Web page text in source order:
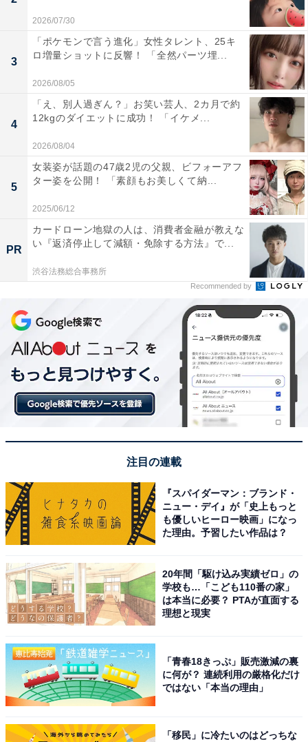
2026/07/30
3
「ポケモンで言う進化」女性タレント、25キ
ロ増量ショットに反響！ 「全然パーツ埋...
2026/08/05
4
「え、別人過ぎん？」お笑い芸人、2カ月で約
12kgのダイエットに成功！ 「イケメ...
2026/08/04
5
女装姿が話題の47歳2児の父親、ビフォーアフ
ター姿を公開！ 「素顔もお美しくて納...
2025/06/12
PR
カードローン地獄の人は、消費者金融が教えな
い『返済停止して減額・免除する方法』で...
渋谷法務総合事務所
Recommended by
注目の連載
『スパイダーマン：ブランド・
ニュー・デイ』が「史上もっと
も優しいヒーロー映画」になっ
た理由。予習したい作品は？
20年間「駆け込み実績ゼロ」の
学校も…「こども110番の家」
は本当に必要？ PTAが直面する
理想と現実
「青春18きっぷ」販売激減の裏
に何が？ 連続利用の厳格化だけ
ではない「本当の理由」
「移民」に冷たいのはどっちな